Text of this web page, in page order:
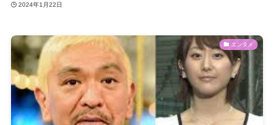
2024年1月22日
エンタメ